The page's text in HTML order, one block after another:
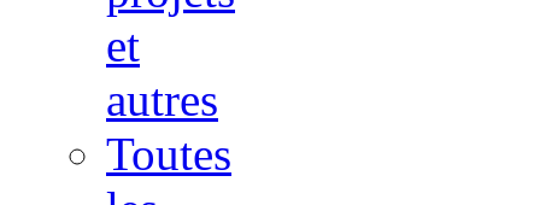
et
autres
Toutes